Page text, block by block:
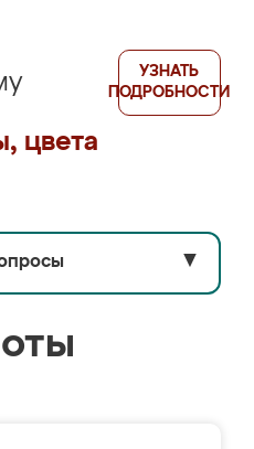
цвета
УЗНАТЬ
ПОДРОБНОСТИ
▼